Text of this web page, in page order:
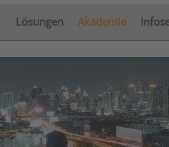
Lösungen Akademie